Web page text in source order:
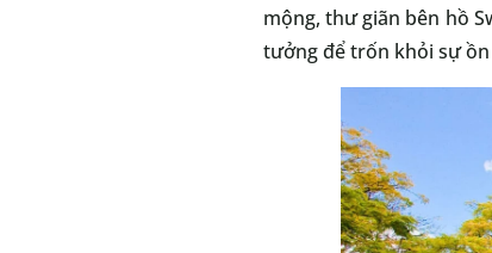
mộng, thư giãn bên hồ
tưởng để trốn khỏi sự